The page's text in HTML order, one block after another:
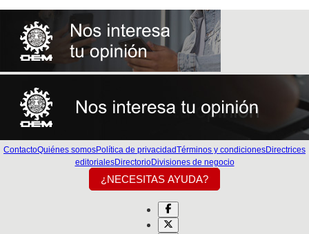
ContactoQuiénes somosPolítica de privacidadTérminos y condicionesDirectrices
editorialesDirectorioDivisiones de negocio
¿NECESITAS AYUDA?